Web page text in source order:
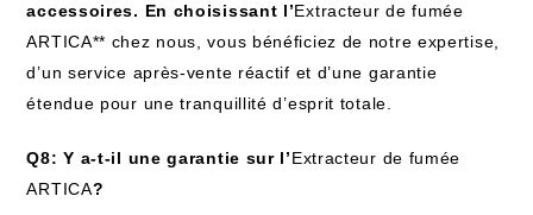
accessoires. En choisissant l’Extracteur de fumée
ARTICA** chez nous, vous bénéficiez de notre expertise,
d’un service après-vente réactif et d’une garantie
étendue pour une tranquillité d’esprit totale.
Q8: Y a-t-il une garantie sur l’Extracteur de fumée
ARTICA?